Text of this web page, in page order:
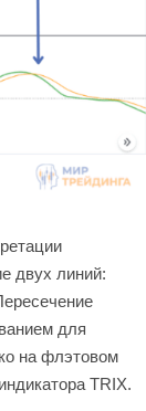
двух линий:
для
на флэтовом
TRIX.